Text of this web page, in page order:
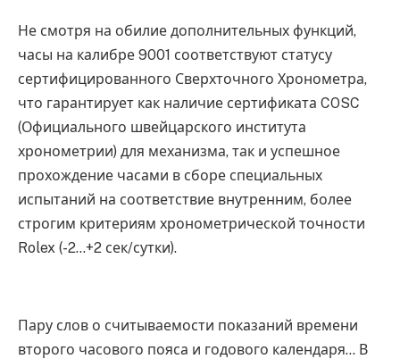
Не смотря на обилие дополнительных функций,
часы на калибре 9001 соответствуют статусу
сертифицированного Сверхточного Хронометра,
что гарантирует как наличие сертификата COSC
(Официального швейцарского института
хронометрии) для механизма, так и успешное
прохождение часами в сборе специальных
испытаний на соответствие внутренним, более
строгим критериям хронометрической точности
Rolex (-2…+2 сек/сутки).
Пару слов о считываемости показаний времени
второго часового пояса и годового календаря… В